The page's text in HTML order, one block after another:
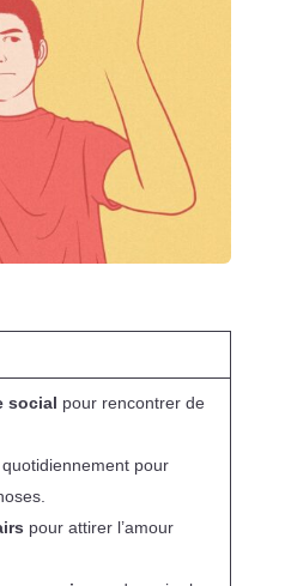
social pour rencontrer de
pour
pour attirer l’amour